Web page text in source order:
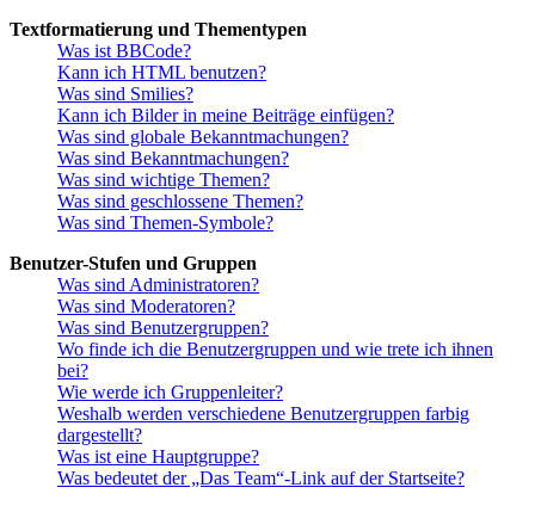
Textformatierung und Thementypen
Was ist BBCode?
Kann ich HTML benutzen?
Was sind Smilies?
Kann ich Bilder in meine Beiträge einfügen?
Was sind globale Bekanntmachungen?
Was sind Bekanntmachungen?
Was sind wichtige Themen?
Was sind geschlossene Themen?
Was sind Themen-Symbole?
Benutzer-Stufen und Gruppen
Was sind Administratoren?
Was sind Moderatoren?
Was sind Benutzergruppen?
Wo finde ich die Benutzergruppen und wie trete ich ihnen
bei?
Wie werde ich Gruppenleiter?
Weshalb werden verschiedene Benutzergruppen farbig
dargestellt?
Was ist eine Hauptgruppe?
Was bedeutet der „Das Team“-Link auf der Startseite?